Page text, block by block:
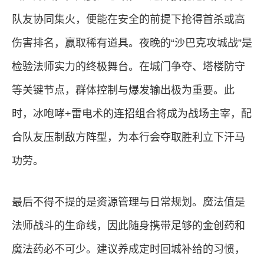
队友协同集火，便能在安全的前提下抢得首杀或高
伤害排名，赢取稀有道具。夜晚的“沙巴克攻城战”是
检验法师实力的终极舞台。在城门争夺、塔楼防守
等关键节点，群体控制与爆发输出极为重要。此
时，冰咆哮+雷电术的连招组合将成为战场主宰，配
合队友压制敌方阵型，为本行会夺取胜利立下汗马
功劳。
最后不得不提的是资源管理与日常规划。魔法值是
法师战斗的生命线，因此随身携带足够的金创药和
魔法药必不可少。建议养成定时回城补给的习惯，